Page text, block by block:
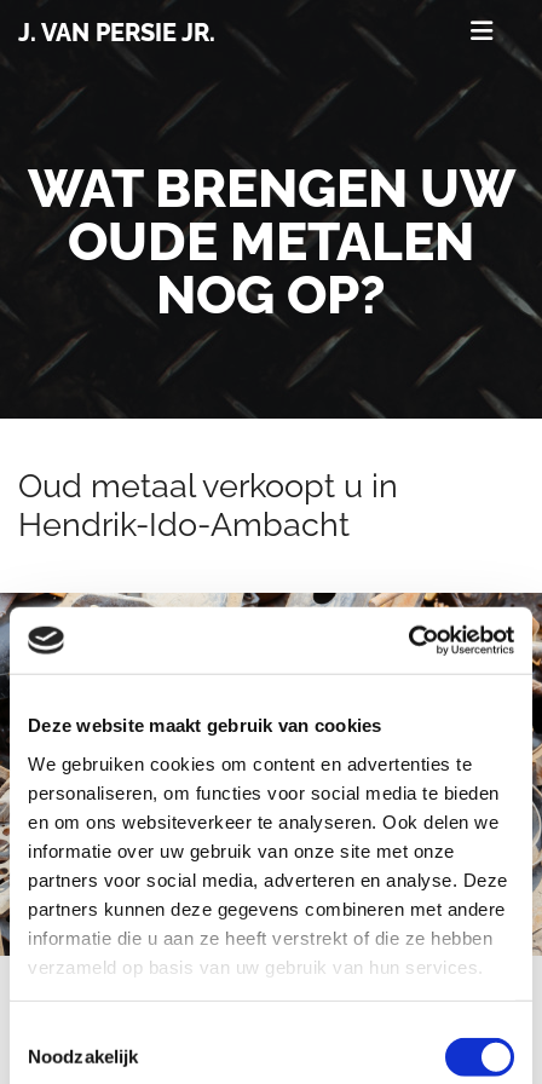
Deze website maakt gebruik van cookies
We gebruiken cookies om content en advertenties te
personaliseren, om functies voor social media te bieden
en om ons websiteverkeer te analyseren. Ook delen we
informatie over uw gebruik van onze site met onze
partners voor social media, adverteren en analyse. Deze
partners kunnen deze gegevens combineren met andere
informatie die u aan ze heeft verstrekt of die ze hebben
verzameld op basis van uw gebruik van hun services.
Noodzakelijk
J. VAN PERSIE JR.
WAT BRENGEN UW
OUDE METALEN
NOG OP?
Oud metaal verkoopt u in
Hendrik-Ido-Ambacht
Oud metaal, afval of waardevol? Uw oude
denkt. Als u van uw oude metalen af wilt, dan